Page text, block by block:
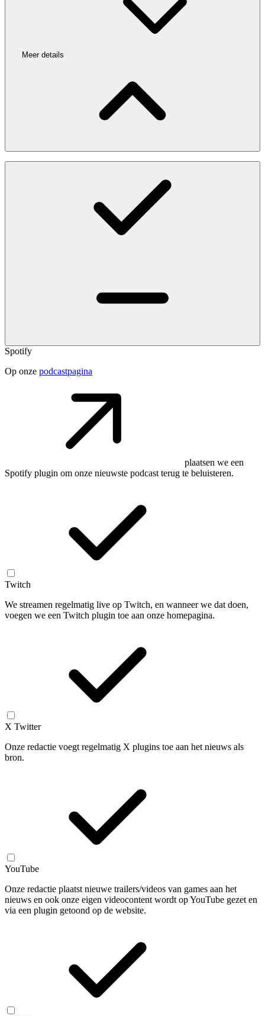
Meer details
Spotify
Op onze podcastpagina
plaatsen we een
Spotify plugin om onze nieuwste podcast terug te beluisteren.
Twitch
We streamen regelmatig live op Twitch, en wanneer we dat doen,
voegen we een Twitch plugin toe aan onze homepagina.
X Twitter
Onze redactie voegt regelmatig X plugins toe aan het nieuws als
bron.
YouTube
Onze redactie plaatst nieuwe trailers/videos van games aan het
nieuws en ook onze eigen videocontent wordt op YouTube gezet en
via een plugin getoond op de website.